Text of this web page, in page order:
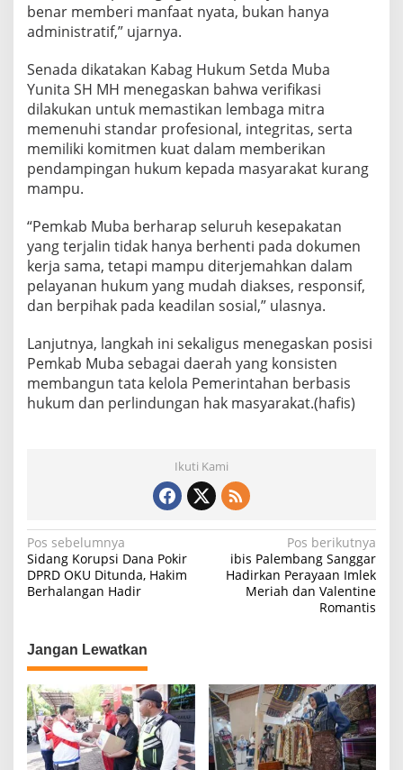
M
s
i
n
benar memberi manfaat nyata, bukan hanya
administratif,” ujarnya.
Senada dikatakan Kabag Hukum Setda Muba
Yunita SH MH menegaskan bahwa verifikasi
dilakukan untuk memastikan lembaga mitra
memenuhi standar profesional, integritas, serta
memiliki komitmen kuat dalam memberikan
pendampingan hukum kepada masyarakat kurang
mampu.
“Pemkab Muba berharap seluruh kesepakatan
yang terjalin tidak hanya berhenti pada dokumen
kerja sama, tetapi mampu diterjemahkan dalam
pelayanan hukum yang mudah diakses, responsif,
dan berpihak pada keadilan sosial,” ulasnya.
Lanjutnya, langkah ini sekaligus menegaskan posisi
Pemkab Muba sebagai daerah yang konsisten
membangun tata kelola Pemerintahan berbasis
hukum dan perlindungan hak masyarakat.(hafis)
Ikuti Kami
N
a
v
g
a
s
i
p
Pos sebelumnya
Sidang Korupsi Dana Pokir
DPRD OKU Ditunda, Hakim
Berhalangan Hadir
Pos berikutnya
ibis Palembang Sanggar
Hadirkan Perayaan Imlek
Meriah dan Valentine
Romantis
Jangan Lewatkan